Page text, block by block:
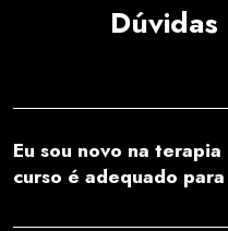
Eu sou novo na
curso é adequado